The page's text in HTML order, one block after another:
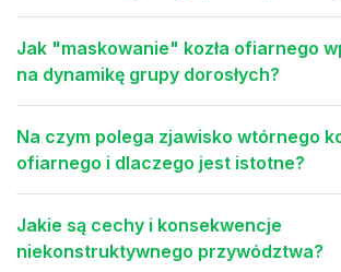
Jak "maskowanie" kozła ofiarnego
na dynamikę grupy dorosłych?
Na czym polega zjawisko wtórnego
ofiarnego i dlaczego jest istotne?
Jakie są cechy i konsekwencje
niekonstruktywnego przywództwa?